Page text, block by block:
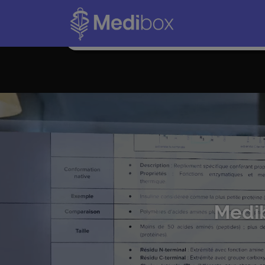
J’ai recommandé Medibox à toutes mes amies.
C’est beaucoup moins cher que les autres
traditionnelles et c’est beaucoup plus efficace.